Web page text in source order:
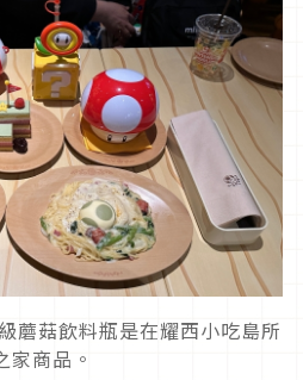
蘑菇飲料瓶是在耀西小吃島所
家商品。